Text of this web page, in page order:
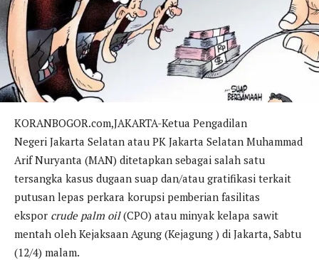
KORANBOGOR.com,JAKARTA-Ketua Pengadilan
Negeri Jakarta Selatan atau PK Jakarta Selatan Muhammad
Arif Nuryanta (MAN) ditetapkan sebagai salah satu
tersangka kasus dugaan suap dan/atau gratifikasi terkait
putusan lepas perkara korupsi pemberian fasilitas
ekspor crude palm oil(CPO) atau minyak kelapa sawit
mentah oleh Kejaksaan Agung (Kejagung ) di Jakarta, Sabtu
(12/4) malam.